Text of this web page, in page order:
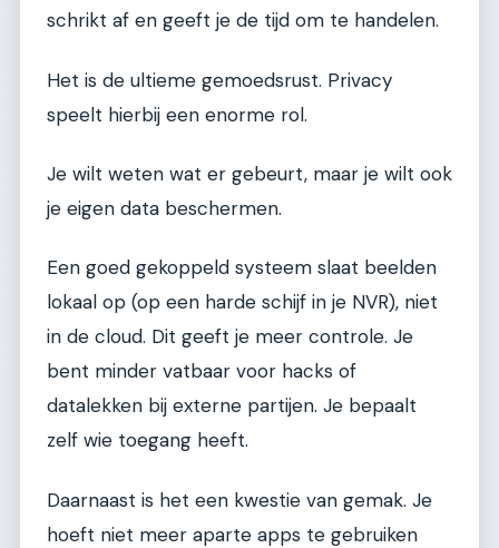
schrikt af en geeft je de tijd om te handelen.
Het is de ultieme gemoedsrust. Privacy
speelt hierbij een enorme rol.
Je wilt weten wat er gebeurt, maar je wilt ook
je eigen data beschermen.
Een goed gekoppeld systeem slaat beelden
lokaal op (op een harde schijf in je NVR), niet
in de cloud. Dit geeft je meer controle. Je
bent minder vatbaar voor hacks of
datalekken bij externe partijen. Je bepaalt
zelf wie toegang heeft.
Daarnaast is het een kwestie van gemak. Je
hoeft niet meer aparte apps te gebruiken